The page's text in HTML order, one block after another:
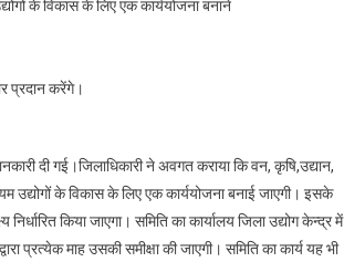
के विकास के लिए एक कार्ययोजना बनाने
प्रदान करेंगे।
दी गई।जिलाधिकारी ने अवगत कराया कि वन, कृषि,उद्यान,
के विकास के लिए एक कार्ययोजना बनाई जाएगी। इसके
किया जाएगा। समिति का कार्यालय जिला उद्योग केन्द्र में
प्रत्येक माह उसकी समीक्षा की जाएगी। समिति का कार्य यह भी